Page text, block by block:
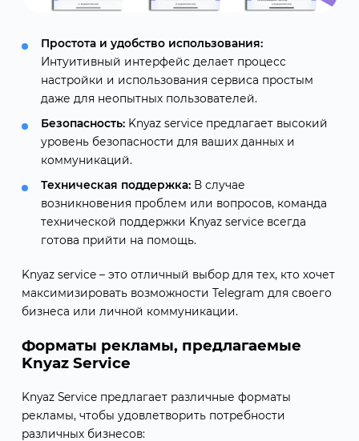
Простота и удобство использования:
Интуитивный интерфейс делает процесс
настройки и использования сервиса простым
даже для неопытных пользователей.
Безопасность:Knyaz service предлагает высокий
уровень безопасности для ваших данных и
коммуникаций.
Техническая поддержка:В случае
возникновения проблем или вопросов, команда
технической поддержки Knyaz service всегда
готова прийти на помощь.
Knyaz service – это отличный выбор для тех, кто хочет
максимизировать возможности Telegram для своего
бизнеса или личной коммуникации.
Форматы рекламы, предлагаемые
Knyaz Service
Knyaz Service предлагает различные форматы
рекламы, чтобы удовлетворить потребности
различных бизнесов: